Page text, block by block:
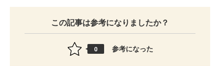
この記事は参考になりましたか？
0 参考になった